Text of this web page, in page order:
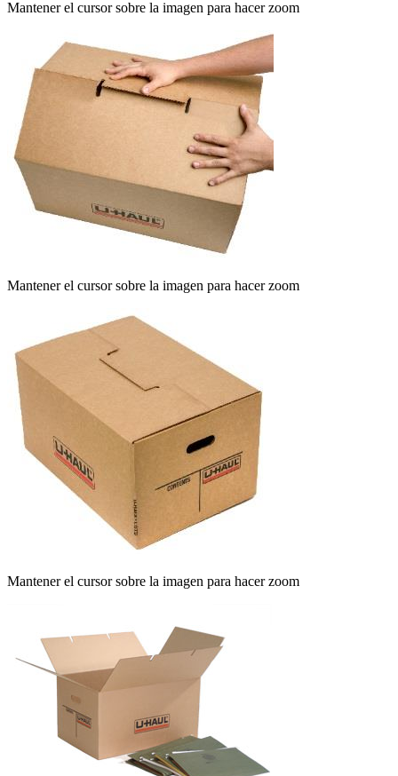
Mantener el cursor sobre la imagen para hacer zoom
Mantener el cursor sobre la imagen para hacer zoom
Mantener el cursor sobre la imagen para hacer zoom